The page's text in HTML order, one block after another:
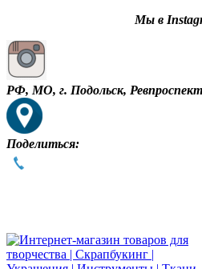
Мы в
РФ, МО, г. Подольск,
Поделиться: